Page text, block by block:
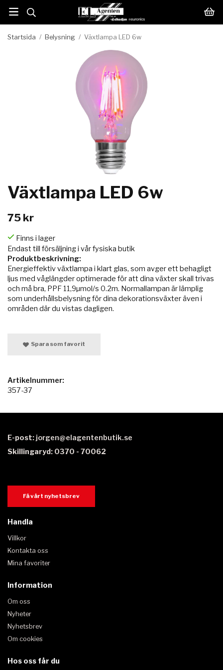
Startsida / Belysning / Växtlampa LED 6w
Växtlampa LED 6w
75 kr
Finns i lager
Endast till försäljning i vår fysiska butik
Produktbeskrivning:
Energieffektiv växtlampa i klart glas, som avger ett behagligt
ljus med våglängder optimerade för att dina växter skall trivas
och må bra, PPF 11,9µmol/s 0.2m. Normallampan är lämplig
som underhållsbelysning för dina dekorationsväxter även i
områden där du vistas dagligen.
Spara som favorit
Artikelnummer:
357-37
E-post: jorgen@elagentenbutik.se
Skillingaryd: 0370 - 70062
Få vårt nyhetsbrev
Handla
Villkor
Kontakta oss
Mina favoriter
Information
Om oss
Nyheter
Nyhetsbrev
Om cookies
Hos oss får du